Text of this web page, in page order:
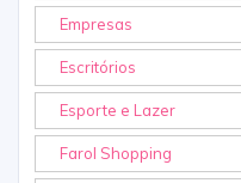
Empresas
Escritórios
Esporte e Lazer
Farol Shopping